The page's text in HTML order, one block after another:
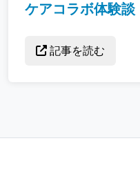
ケアコラボ体験談
記事を読む